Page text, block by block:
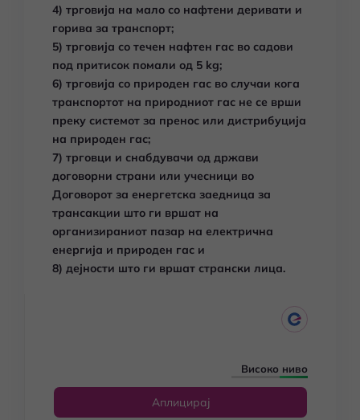
4) трговија на мало со нафтени деривати и
горива за транспорт;
5) трговија со течен нафтен гас во садови
под притисок помали од 5 kg;
6) трговија со природен гас во случаи кога
транспортот на природниот гас не се врши
преку системот за пренос или дистрибуција
на природен гас;
7) трговци и снабдувачи од држави
договорни страни или учесници во
Договорот за енергетска заедница за
трансакции што ги вршат на
организираниот пазар на електрична
енергија и природен гас и
8) дејности што ги вршат странски лица.
Високо ниво
Аплицирај